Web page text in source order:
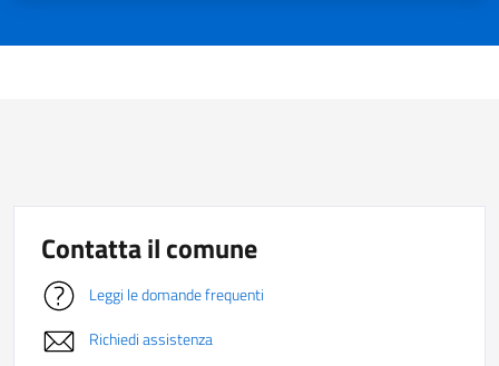
Contatta il comune
Leggi le domande frequenti
Richiedi assistenza